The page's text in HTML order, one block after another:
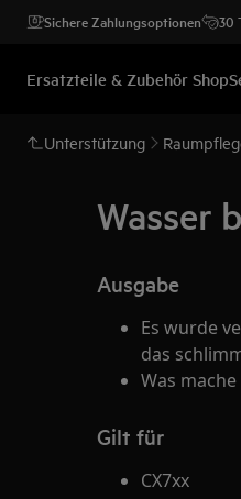
Sichere Zahlungsoptionen 30
Ersatzteile & Zubehör Shop
Unterstützung
Wasser
Ausgabe
Es wurde
das
Was
Gilt für
CX7xx